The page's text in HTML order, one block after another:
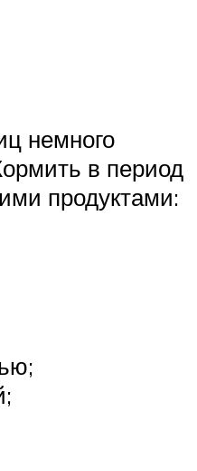
немного
в период
продуктами: